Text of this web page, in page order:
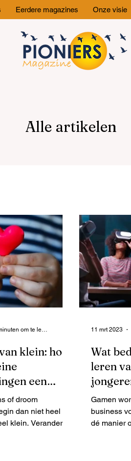
Eerdere magazines Onze visie
Alle artikelen
klein: hoe
een
of droom
dan niet heel
klein. Verander
3 minuten om te lezen
Wat
leren
Gamen
business
dé manier
11 mrt 2023